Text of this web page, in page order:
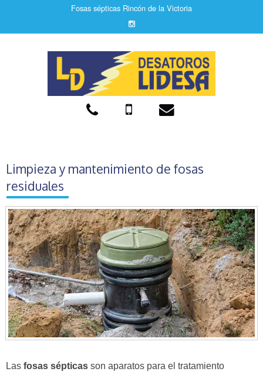
Fosas sépticas Rincón de la Victoria
Limpieza y mantenimiento de fosas
residuales
Las fosas sépticas son aparatos para el tratamiento